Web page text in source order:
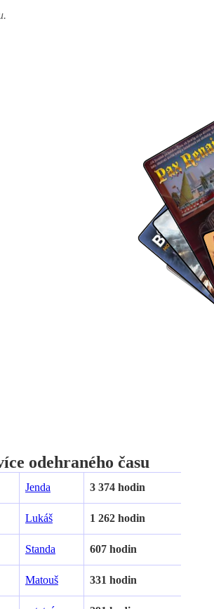
odehraného času
Jenda 3 374 hodin
Lukáš 1 262 hodin
Standa 607 hodin
Matouš 331 hodin